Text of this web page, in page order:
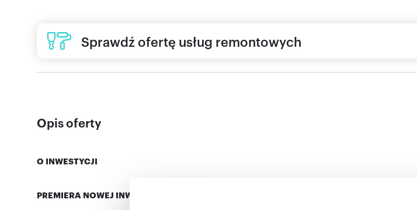
Sprawdź ofertę usług remontowych
Opis oferty
O INWESTYCJI
PREMIERA NOWEJ INWESTYCJI!